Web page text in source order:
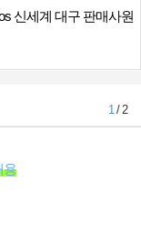
신세계 대구 판매사원
1/ 2
용